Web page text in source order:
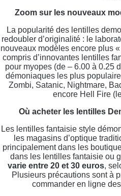
Zoom sur les nouveaux
La popularité des lentilles
redoubler d’originalité : le
nouveaux modèles encore plus
compris d’innovantes lentilles
pour myopes (de – 6.00 à 0.25
démoniaques les plus
Zombi, Satanic, Nightmare,
encore Hell Fire
Où acheter les lentilles
Les lentilles fantaisie style
les magasins d’optique
principalement dans les
dans les lentilles fantaisie ou
varie entre 20 et 30 euros,
Plusieurs précautions sont à
commander en ligne